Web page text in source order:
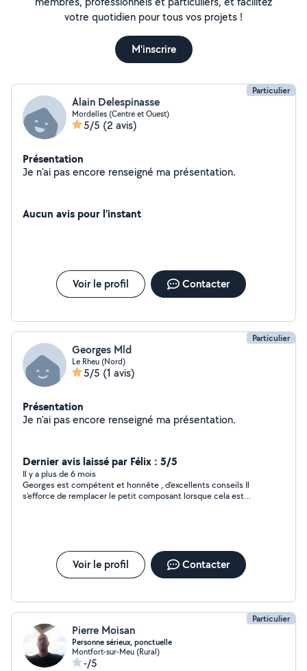
votre quotidien pour tous vos projets !
M'inscrire
Particulier
Alain Delespinasse
Mordelles (Centre et Ouest)
5/5 (2 avis)
Présentation
Je n'ai pas encore renseigné ma présentation.
Aucun avis pour l'instant
Voir le profil Contacter
Particulier
Georges Mld
Le Rheu (Nord)
5/5 (1 avis)
Présentation
Je n'ai pas encore renseigné ma présentation.
Dernier avis laissé par Félix : 5/5
Il y a plus de 6 mois
Georges est compétent et honnête , d'excellents conseils Il
s'efforce de remplacer le petit composant lorsque cela est
Voir le profil Contacter
Particulier
Pierre Moisan
Personne sérieux, ponctuelle
Montfort-sur-Meu (Rural)
-/5